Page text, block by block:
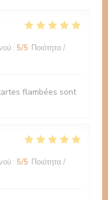
: 5/5 Ποιότητα /
flambées sont
: 5/5 Ποιότητα /